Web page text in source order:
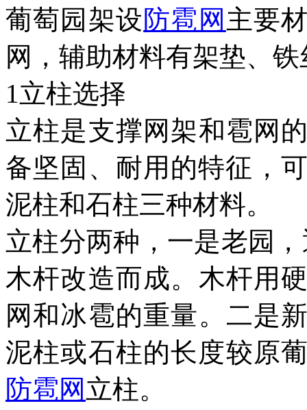
葡萄园架设防雹网 主要
网，辅助材料有架垫、
1立柱选择
立柱是支撑网架和雹网
备坚固、耐用的特征，
泥柱和石柱三种材料。
立柱分两种，一是老园
木杆改造而成。木杆用
网和冰雹的重量。二是
泥柱或石柱的长度较原
防雹网 立柱。